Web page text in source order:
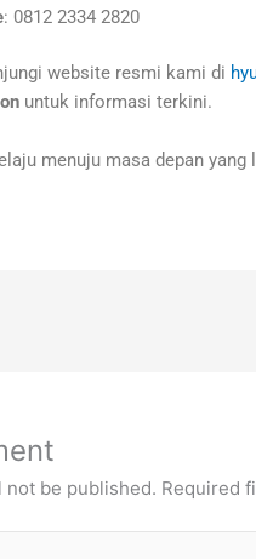
: 0812 2334 2820
website resmi kami di
untuk informasi terkini.
menuju masa depan yang
not be published. Required